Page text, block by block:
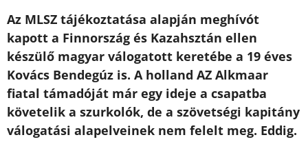
Az MLSZ tájékoztatása alapján meghívót
kapott a Finnország és Kazahsztán ellen
készülő magyar válogatott keretébe a 19 éves
Kovács Bendegúz is. A holland AZ Alkmaar
fiatal támadóját már egy ideje a csapatba
követelik a szurkolók, de a szövetségi kapitány
válogatási alapelveinek nem felelt meg. Eddig.